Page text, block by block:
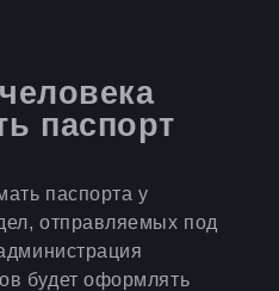
паспорт
паспорта у
отправляемых под
будет оформлять